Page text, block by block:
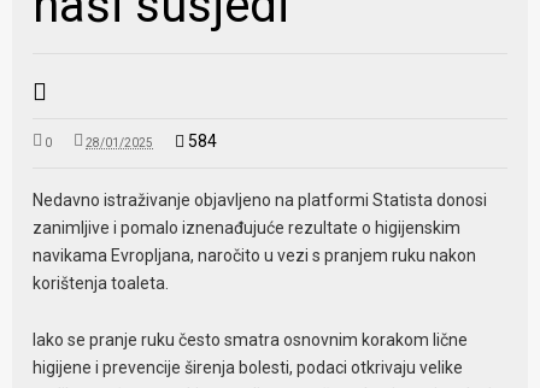
0 28/01/2025 584
Nedavno istraživanje objavljeno na platformi Statista donosi
zanimljive i pomalo iznenađujuće rezultate o higijenskim
navikama Evropljana, naročito u vezi s pranjem ruku nakon
korištenja toaleta.
Iako se pranje ruku često smatra osnovnim korakom lične
higijene i prevencije širenja bolesti, podaci otkrivaju velike